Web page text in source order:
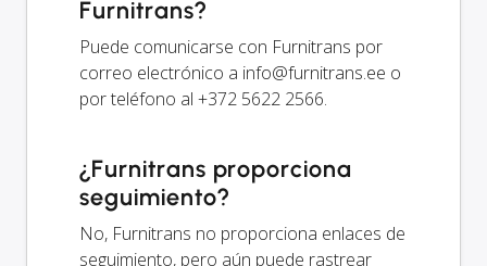
Furnitrans?
Puede comunicarse con Furnitrans por
correo electrónico a info@furnitrans.ee o
por teléfono al +372 5622 2566.
¿Furnitrans proporciona
seguimiento?
No, Furnitrans no proporciona enlaces de
seguimiento, pero aún puede rastrear